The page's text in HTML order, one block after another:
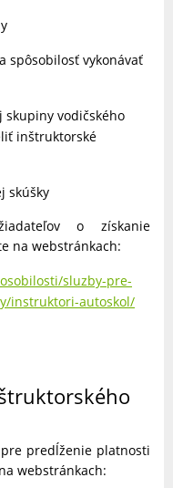
spôsobilosť vykonávať
vodičského
inštruktorské
skúšky
o získanie
na webstránkach:
sluzby-pre-
instruktori-autoskol/
predĺženie platnosti
webstránkach: